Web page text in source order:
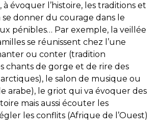
évoquer l’histoire, les traditions et
se donner du courage dans le
pénibles… Par exemple, la veillée
se réunissent chez l’une
ou conter (tradition
chants de gorge et de rire des
le salon de musique ou
arabe), le griot qui va évoquer des
mais aussi écouter les
les conflits (Afrique de l’Ouest)